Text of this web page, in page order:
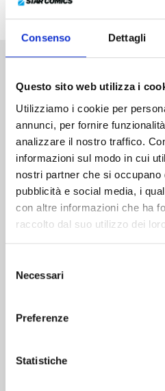
Consenso Dettagli
Questo sito web utilizza i
Utilizziamo i cookie per
annunci, per fornire
analizzare il nostro traffico.
informazioni sul modo in cui
nostri partner che si occupano
pubblicità e social media, i
con altre informazioni che ha
raccolto dal suo utilizzo dei
delNecessari
Preferenze
Statistiche
Altri volumi
UCHU KYODAI -